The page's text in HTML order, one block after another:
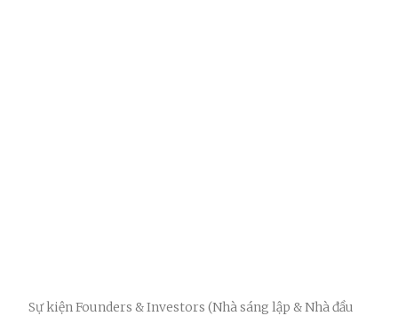
Sự kiện Founders & Investors (Nhà sáng lập & Nhà đầu